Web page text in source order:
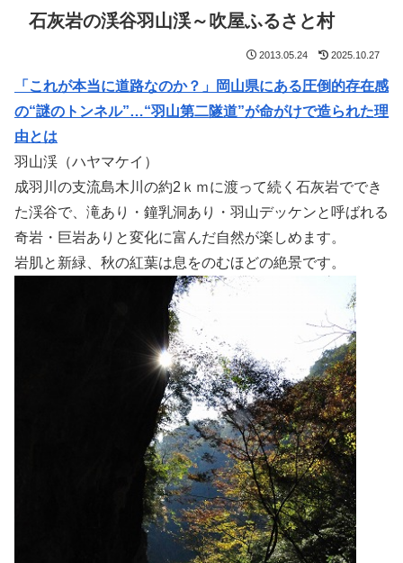
石灰岩の渓谷羽山渓～吹屋ふるさと村
2013.05.24 2025.10.27
「これが本当に道路なのか？」岡山県にある圧倒的存在感
の“謎のトンネル”…“羽山第二隧道”が命がけで造られた理
由とは
羽山渓（ハヤマケイ）
成羽川の支流島木川の約2ｋｍに渡って続く石灰岩ででき
た渓谷で、滝あり・鐘乳洞あり・羽山デッケンと呼ばれる
奇岩・巨岩ありと変化に富んだ自然が楽しめます。
岩肌と新緑、秋の紅葉は息をのむほどの絶景です。